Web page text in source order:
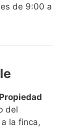
de 9:00 a
del
la finca,